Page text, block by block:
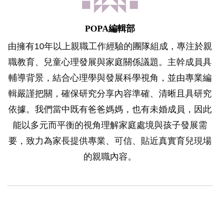
POPA編輯部
由擁有10年以上親職工作經驗的團隊組成，專注於親
職教育、兒童心理發展與家庭關係議題。主幹成員具
輔導背景，結合心理學與發展科學視角，並由專業編
輯嚴謹把關，確保研究分享內容準確、清晰且具研究
依據。我們當中既有爸爸媽媽，也有未婚成員，因此
能以多元而平衡的視角理解家庭處境與孩子發展需
要，致力為家長提供專業、可信、貼近真實育兒現場
的親職內容。